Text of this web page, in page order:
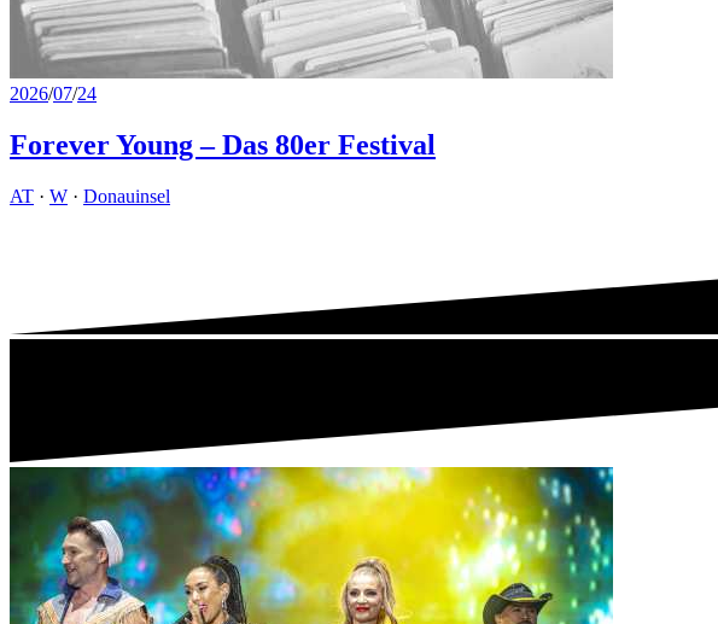
2026/07/24
Forever Young – Das 80er Festival
AT · W · Donauinsel